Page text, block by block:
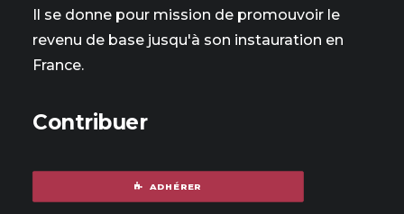
Il se donne pour mission de promouvoir le
revenu de base jusqu'à son instauration en
France.
Contribuer
ADHÉRER